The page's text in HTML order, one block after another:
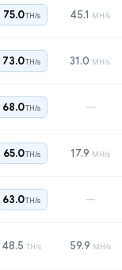
75.0TH/s 45.1 MH/s
73.0TH/s 31.0 MH/s
68.0TH/s —
65.0TH/s 17.9 MH/s
63.0TH/s —
48.5 TH/s 59.9 MH/s